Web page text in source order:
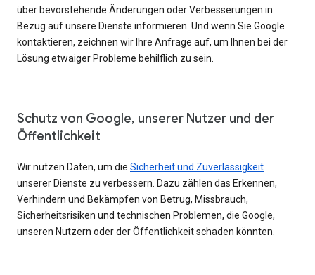
über bevorstehende Änderungen oder Verbesserungen in
Bezug auf unsere Dienste informieren. Und wenn Sie Google
kontaktieren, zeichnen wir Ihre Anfrage auf, um Ihnen bei der
Lösung etwaiger Probleme behilflich zu sein.
Schutz von Google, unserer Nutzer und der
Öffentlichkeit
Wir nutzen Daten, um die Sicherheit und Zuverlässigkeit
unserer Dienste zu verbessern. Dazu zählen das Erkennen,
Verhindern und Bekämpfen von Betrug, Missbrauch,
Sicherheitsrisiken und technischen Problemen, die Google,
unseren Nutzern oder der Öffentlichkeit schaden könnten.